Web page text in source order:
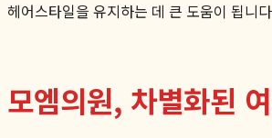
헤어스타일을 유지하는 데 큰 도움이 됩니
모엠의원, 차별화된